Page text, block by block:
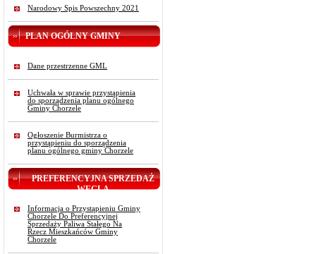
Narodowy Spis Powszechny 2021
PLAN OGÓLNY GMINY
Dane przestrzenne GML
Uchwała w sprawie przystąpienia
do sporządzenia planu ogólnego
Gminy Chorzele
Ogłoszenie Burmistrza o
przystąpieniu do sporządzenia
planu ogólnego gminy Chorzele
PREFERENCYJNA SPRZEDAŻ
WĘGLA
Informacja o Przystąpieniu Gminy
Chorzele Do Preferencyjnej
Sprzedaży Paliwa Stałego Na
Rzecz Mieszkańców Gminy
Chorzele